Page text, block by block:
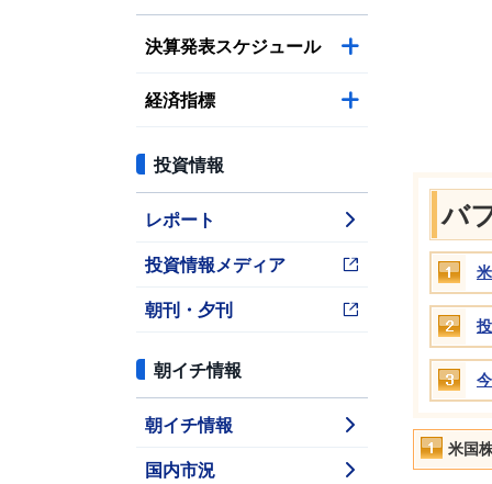
決算発表スケジュール
経済指標
投資情報
レポート
投資情報メディア
朝刊・夕刊
朝イチ情報
朝イチ情報
国内市況
バ
米国